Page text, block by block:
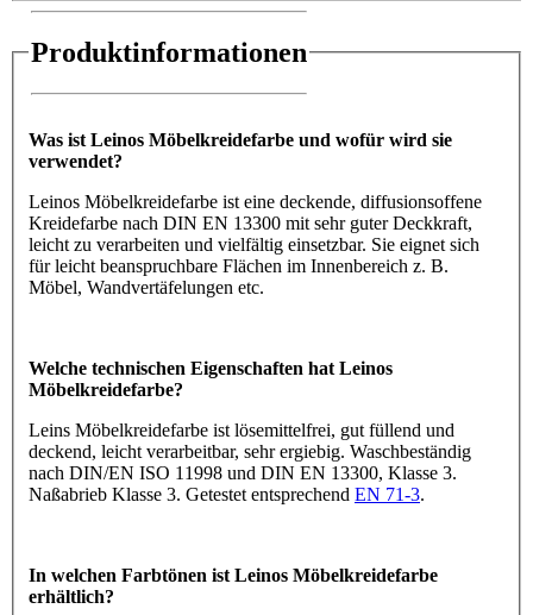
Produktinformationen
Was ist Leinos Möbelkreidefarbe und wofür wird sie
verwendet?
Leinos Möbelkreidefarbe ist eine deckende, diffusionsoffene
Kreidefarbe nach DIN EN 13300 mit sehr guter Deckkraft,
leicht zu verarbeiten und vielfältig einsetzbar. Sie eignet sich
für leicht beanspruchbare Flächen im Innenbereich z. B.
Möbel, Wandvertäfelungen etc.
Welche technischen Eigenschaften hat Leinos
Möbelkreidefarbe?
Leins Möbelkreidefarbe ist lösemittelfrei, gut füllend und
deckend, leicht verarbeitbar, sehr ergiebig. Waschbeständig
nach DIN/EN ISO 11998 und DIN EN 13300, Klasse 3.
Naßabrieb Klasse 3. Getestet entsprechend EN 71-3.
In welchen Farbtönen ist Leinos Möbelkreidefarbe
erhältlich?